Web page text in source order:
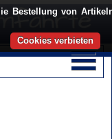
Bestellung von
Cookies verbieten